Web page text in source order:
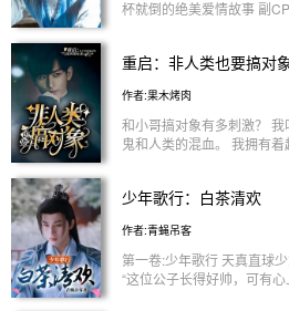
杯就倒的绝美爱情故事 副
无论如何我都不会放手 苏暮
CP（1v2）：媚儿VS柳月，
往昔，才蓦然发现我错了
报我都能给你
重启：非人类也要搞对
作者:果木烤肉
和小哥搞对象有多刺激？
鬼和人类的混血。 我拥有着
存九级残废市民张先生酝酿
体力。” “补充体力就让我吃
告你张起灵，别太过分！！
会。” “我宁愿不吃我也不要
少年歌行：白茶清欢
作者:青蝇吊客
第一卷:少年歌行 天真直球
“这位公子长得好帅，可有